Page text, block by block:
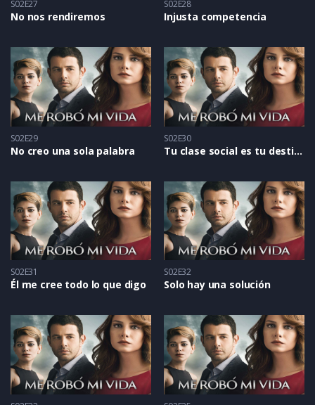
S02E27
No nos rendiremos
S02E28
Injusta competencia
S02E29
No creo una sola palabra
S02E30
Tu clase social es tu destino
S02E31
Él me cree todo lo que digo
S02E32
Solo hay una solución